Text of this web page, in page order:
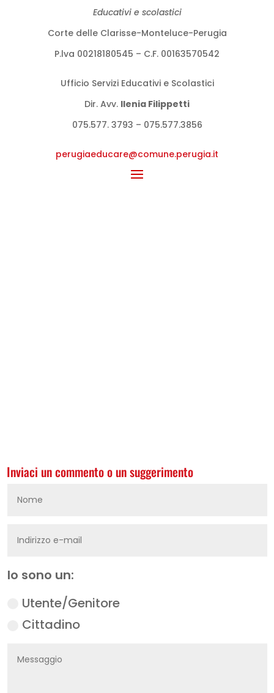
Educativi e scolastici
Corte delle Clarisse-Monteluce-Perugia
P.lva 00218180545 – C.F. 00163570542
Ufficio Servizi Educativi e Scolastici
Dir. Avv. llenia Filippetti
075.577. 3793 – 075.577.3856
perugiaeducare@comune.perugia.it
Inviaci un commento o un suggerimento
Io sono un:
Utente/Genitore
Cittadino